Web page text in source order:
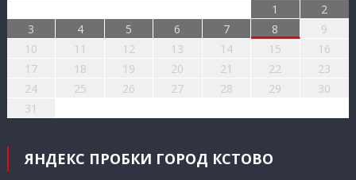
1
2
3
4 5 6 7 8
9
10
11 12 13 14 15
16
17
18 19 20 21 22
23
24
25 26 27 28 29
30
31
ЯНДЕКС ПРОБКИ ГОРОД КСТОВО